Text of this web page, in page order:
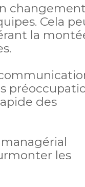
Cela
la
des
les